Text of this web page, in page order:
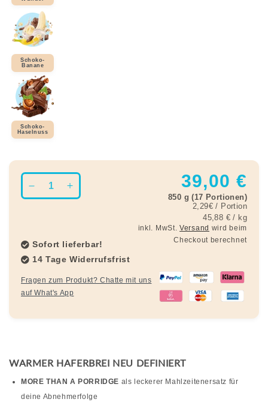
Schoko-
Banane
Schoko-
Haselnuss
WARMER HAFERBREI NEU DEFINIERT
MORE THAN A PORRIDGE als leckerer Mahlzeitenersatz für
deine Abnehmerfolge
Verringere
MORE
THAN
PORRIDGE
Erhöhe
MORE
THAN
PORRIDGE
39,00 €
850 g (17 Portionen)
2,29€ / Portion
Grundpreis
45,88 € / pro
kg
inkl. MwSt.Versand wird beim
Checkout berechnet
Sofort lieferbar!
14 Tage Widerrufsfrist
Fragen zum Produkt? Chatte mit uns
auf What's App